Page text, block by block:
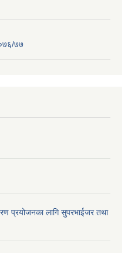
७७
प्रयोजनका लागि सुपरभाईजर तथा